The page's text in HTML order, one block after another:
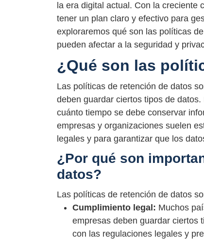
la era digital actual. Con la creciente
tener un plan claro y efectivo para
exploraremos qué son las políticas
pueden afectar a la seguridad y
¿Qué son las
Las políticas de retención de datos
deben guardar ciertos tipos de
cuánto tiempo se debe conservar
empresas y organizaciones suelen
legales y para garantizar que los
¿Por qué son
datos?
Las políticas de retención de datos
Cumplimiento legal: Muchos
empresas deben guardar ciertos
con las regulaciones legales y